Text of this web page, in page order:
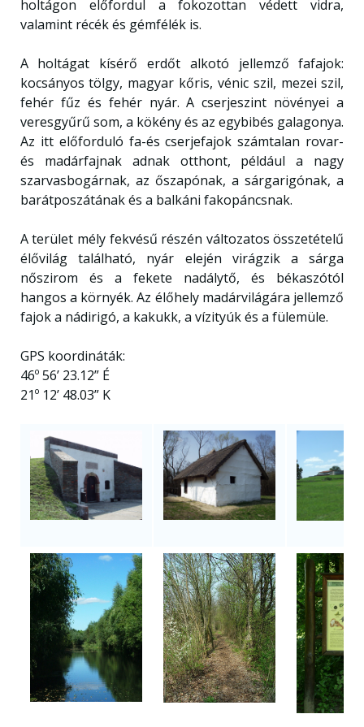
holtágon előfordul a fokozottan védett vidra,
valamint récék és gémfélék is.
A holtágat kísérő erdőt alkotó jellemző fafajok:
kocsányos tölgy, magyar kőris, vénic szil, mezei szil,
fehér fűz és fehér nyár. A cserjeszint növényei a
veresgyűrű som, a kökény és az egybibés galagonya.
Az itt előforduló fa-és cserjefajok számtalan rovar-
és madárfajnak adnak otthont, például a nagy
szarvasbogárnak, az őszapónak, a sárgarigónak, a
barátposzátának és a balkáni fakopáncsnak.
A terület mély fekvésű részén változatos összetételű
élővilág található, nyár elején virágzik a sárga
nőszirom és a fekete nadálytő, és békaszótól
hangos a környék. Az élőhely madárvilágára jellemző
fajok a nádirigó, a kakukk, a vízityúk és a fülemüle.
GPS koordináták:
46º 56’ 23.12” É
21º 12’ 48.03” K